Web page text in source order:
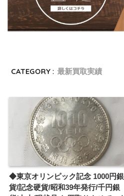
CATEGORY : 最新買取実績
◆東京オリンピック記念 1000円銀
貨/記念硬貨/昭和39年発行/千円銀